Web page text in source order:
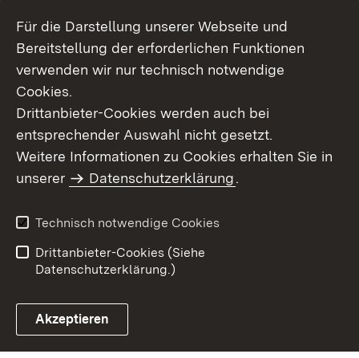
Benutzungshinweise
Erklärung zur
Für die Darstellung unserer Webseite und
Bereitstellung der erforderlichen Funktionen
verwenden wir nur technisch notwendige
Cookies.
Drittanbieter-Cookies werden auch bei
entsprechender Auswahl nicht gesetzt.
Weitere Informationen zu Cookies erhalten Sie in
unserer
Datenschutzerklärung.
Technisch notwendige Cookies
Drittanbieter-Cookies (Siehe
Datenschutzerklärung.)
Akzeptieren